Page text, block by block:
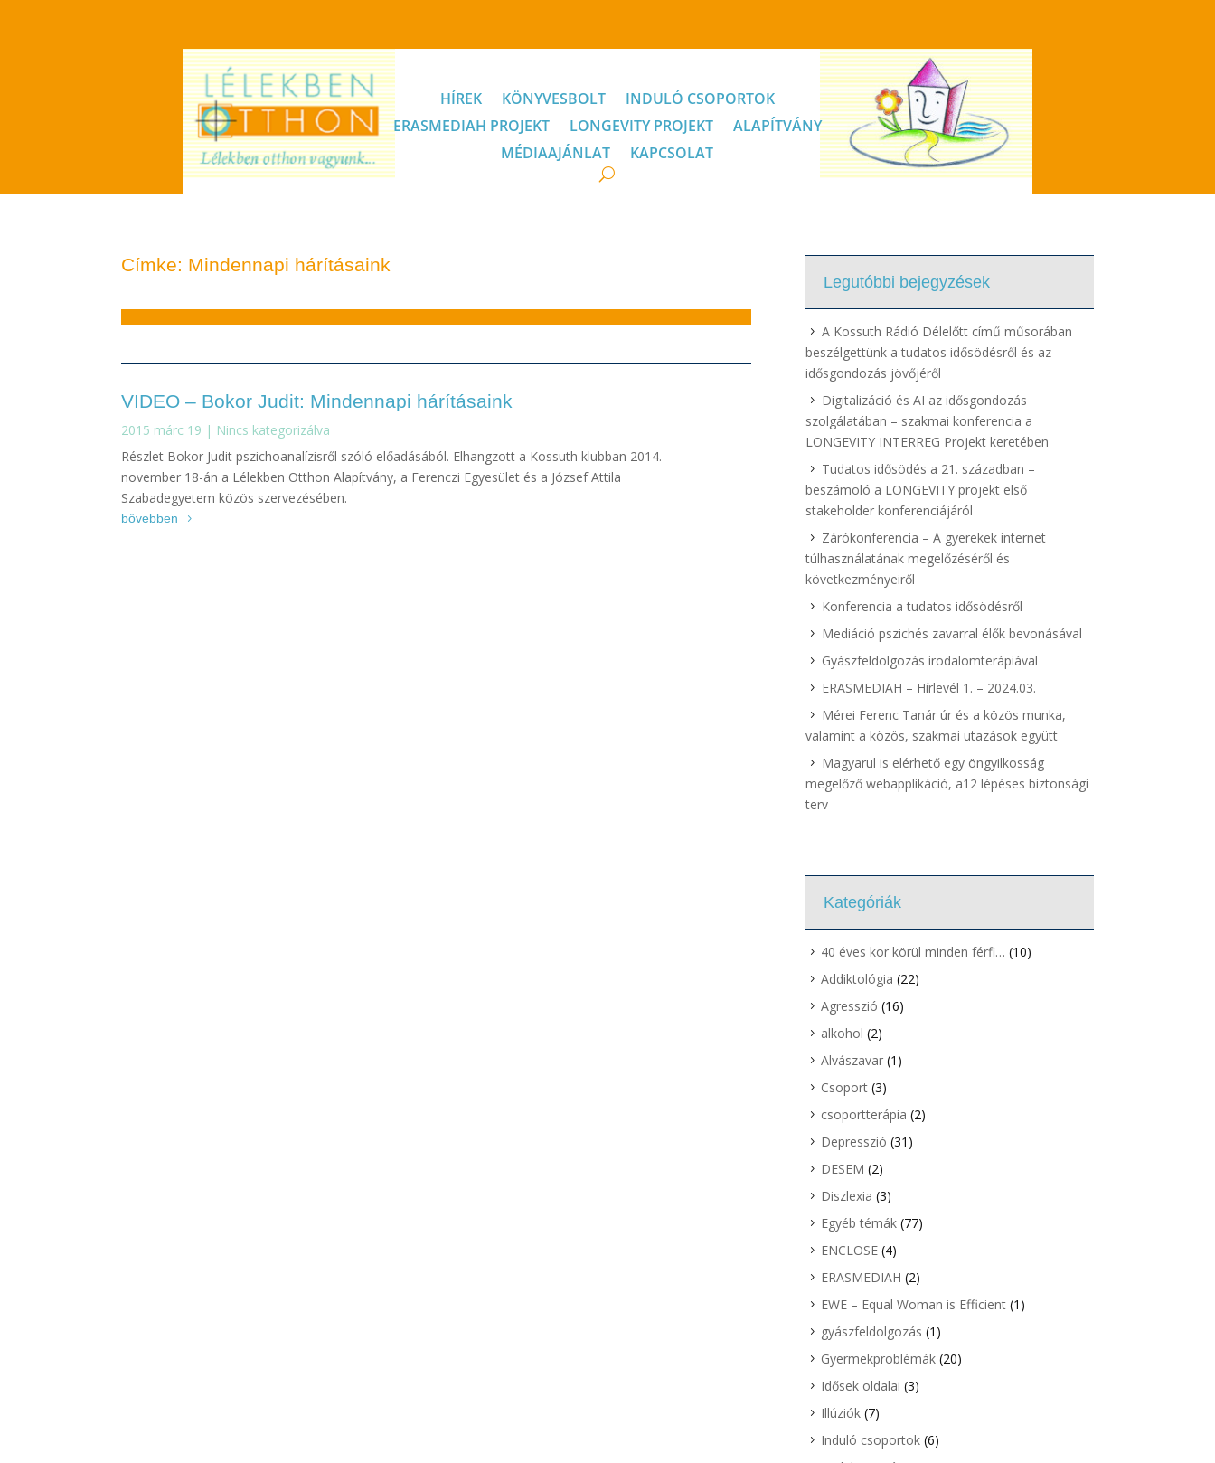
HÍREK KÖNYVESBOLT
INDULÓ CSOPORTOK
ERASMEDIAH PROJEKT
LONGEVITY PROJEKT
ALAPÍTVÁNY
MÉDIAAJÁNLAT
KAPCSOLAT
Címke: Mindennapi hárításaink
VIDEO – Bokor Judit: Mindennapi hárításaink
2015 márc 19 | Nincs kategorizálva
Részlet Bokor Judit pszichoanalízisről szóló előadásából. Elhangzott a Kossuth klubban 2014.
november 18-án a Lélekben Otthon Alapítvány, a Ferenczi Egyesület és a József Attila
Szabadegyetem közös szervezésében.
bővebben
Legutóbbi bejegyzések
A Kossuth Rádió Délelőtt című műsorában
beszélgettünk a tudatos idősödésről és az
idősgondozás jövőjéről
Digitalizáció és AI az idősgondozás
szolgálatában – szakmai konferencia a
LONGEVITY INTERREG Projekt keretében
Tudatos idősödés a 21. században –
beszámoló a LONGEVITY projekt első
stakeholder konferenciájáról
Zárókonferencia – A gyerekek internet
túlhasználatának megelőzéséről és
következményeiről
Konferencia a tudatos idősödésről
Mediáció pszichés zavarral élők bevonásával
Gyászfeldolgozás irodalomterápiával
ERASMEDIAH – Hírlevél 1. – 2024.03.
Mérei Ferenc Tanár úr és a közös munka,
valamint a közös, szakmai utazások együtt
Magyarul is elérhető egy öngyilkosság
megelőző webapplikáció, a12 lépéses biztonsági
terv
Kategóriák
40 éves kor körül minden férfi… (10)
Addiktológia (22)
Agresszió (16)
alkohol (2)
Alvászavar(1)
Csoport(3)
csoportterápia (2)
Depresszió (31)
DESEM (2)
Diszlexia (3)
Egyéb témák(77)
ENCLOSE(4)
ERASMEDIAH (2)
EWE – Equal Woman is Efficient(1)
gyászfeldolgozás (1)
Gyermekproblémák(20)
Idősek oldalai (3)
Illúziók(7)
Induló csoportok(6)